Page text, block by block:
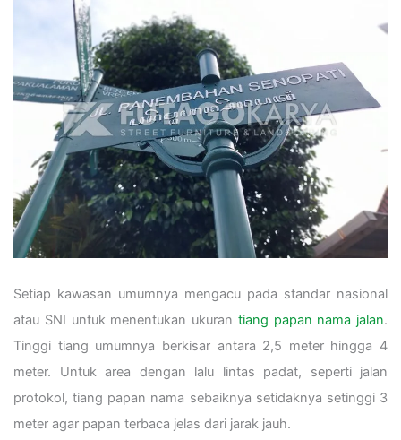
Setiap kawasan umumnya mengacu pada standar nasional
atau SNI untuk menentukan ukuran tiang papan nama jalan.
Tinggi tiang umumnya berkisar antara 2,5 meter hingga 4
meter. Untuk area dengan lalu lintas padat, seperti jalan
protokol, tiang papan nama sebaiknya setidaknya setinggi 3
meter agar papan terbaca jelas dari jarak jauh.